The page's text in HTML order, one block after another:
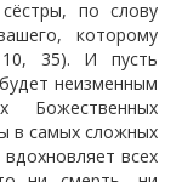
по слову
которому
10, 35). И пусть
неизменным
Божественных
в самых сложных
всех